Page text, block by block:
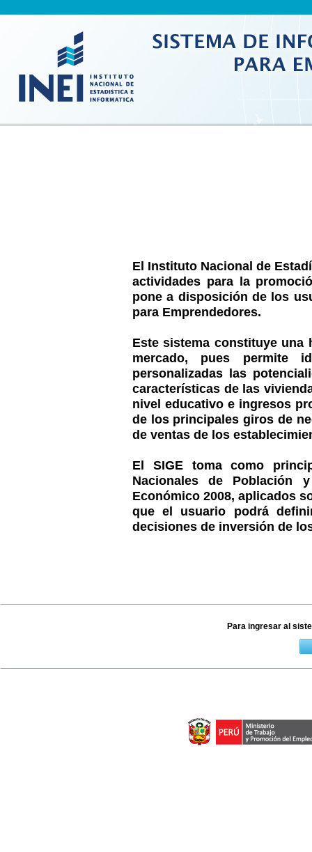
El Instituto Nacional de
actividades para la
pone a disposición de los
para Emprendedores.
Este sistema constituye una
mercado, pues permite
personalizadas las
caracterí­sticas de las
nivel educativo e ingresos
de los principales giros de
de ventas de los
El SIGE toma como
Nacionales de Población
Económico 2008, aplicados
que el usuario podrá
decisiones de inversión de
Para ingresar al